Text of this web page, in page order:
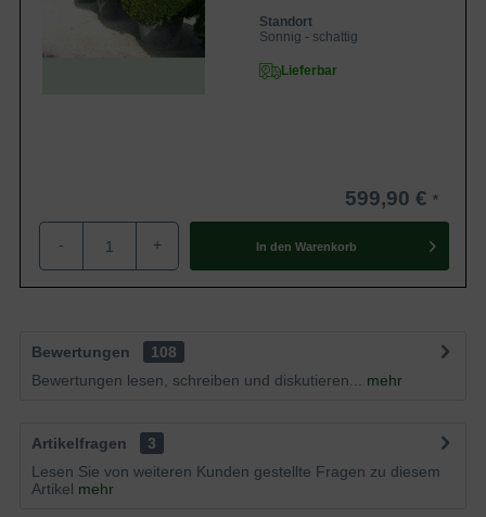
Standort
Sonnig - schattig
Lieferbar
599,90 €
- + In den Warenkorb
Bewertungen
108
Bewertungen lesen, schreiben und diskutieren...
mehr
Artikelfragen
3
Lesen Sie von weiteren Kunden gestellte Fragen zu diesem
Artikel mehr